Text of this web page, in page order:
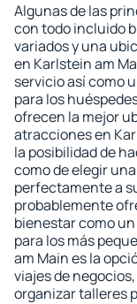
Algunas de las
con todo incluido
variados y una
en Karlstein am
servicio así como
para los
ofrecen la mejor
atracciones en
la posibilidad de
como de elegir
perfectamente a
probablemente
bienestar como
para los más
am Main es la
viajes de
organizar talleres